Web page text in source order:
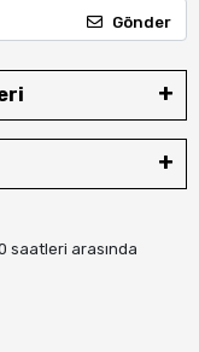
Gönder
saatleri arasında